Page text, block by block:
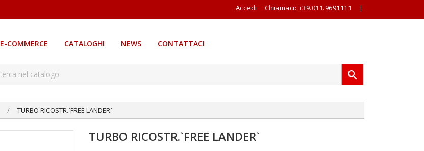
Accedi Chiamaci: +39.011.9691111 |
E-COMMERCE CATALOGHI NEWS CONTATTACI

TURBO RICOSTR.`FREE LANDER`
TURBO RICOSTR.`FREE LANDER`